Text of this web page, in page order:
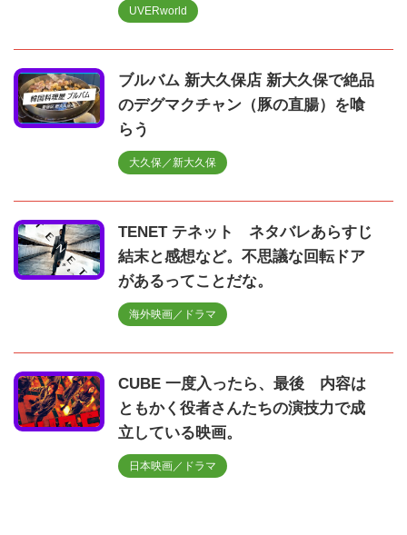
UVERworld
ブルバム 新大久保店 新大久保で絶品
のデグマクチャン（豚の直腸）を喰
らう
大久保／新大久保
TENET テネット ネタバレあらすじ
結末と感想など。不思議な回転ドア
があるってことだな。
海外映画／ドラマ
CUBE 一度入ったら、最後 内容は
ともかく役者さんたちの演技力で成
立している映画。
日本映画／ドラマ